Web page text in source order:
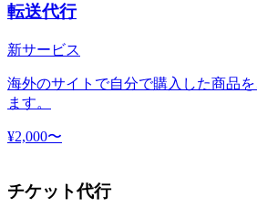
転送代行
新サービス
海外のサイトで自分で購入した商品
ます。
¥2,000〜
チケット代行